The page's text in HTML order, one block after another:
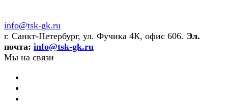
info@tsk-gk.ru
г. Санкт-Петербург, ул. Фучика 4К, офис 606. Эл.
почта: info@tsk-gk.ru
Мы на связи